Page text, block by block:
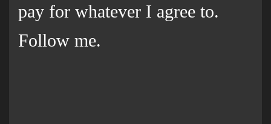
pay for whatever I agree to.
Follow me.